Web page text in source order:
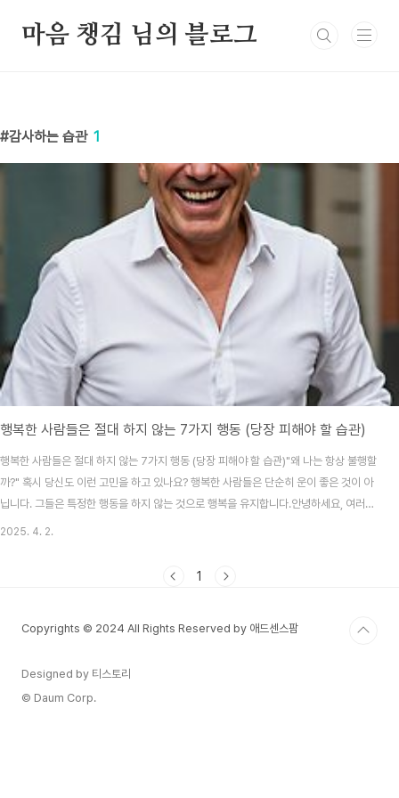
마음 챙김 님의 블로그
감사하는 습관 1
행복한 사람들은 절대 하지 않는 7가지 행동 (당장 피해야 할 습관)
행복한 사람들은 절대 하지 않는 7가지 행동 (당장 피해야 할 습관)"왜 나는 항상 불행할
까?" 혹시 당신도 이런 고민을 하고 있나요? 행복한 사람들은 단순히 운이 좋은 것이 아
닙니다. 그들은 특정한 행동을 하지 않는 것으로 행복을 유지합니다.안녕하세요, 여러분!
우리는 모두 행복해지고 싶어 합니다. 하지만 때때로 우리도 모르게 행복을 가로막는 습
않는다 5. 타인..
2025. 4. 2.
1
Copyrights © 2024 All Rights Reserved by 애드센스팜
Designed by 티스토리
© Daum Corp.